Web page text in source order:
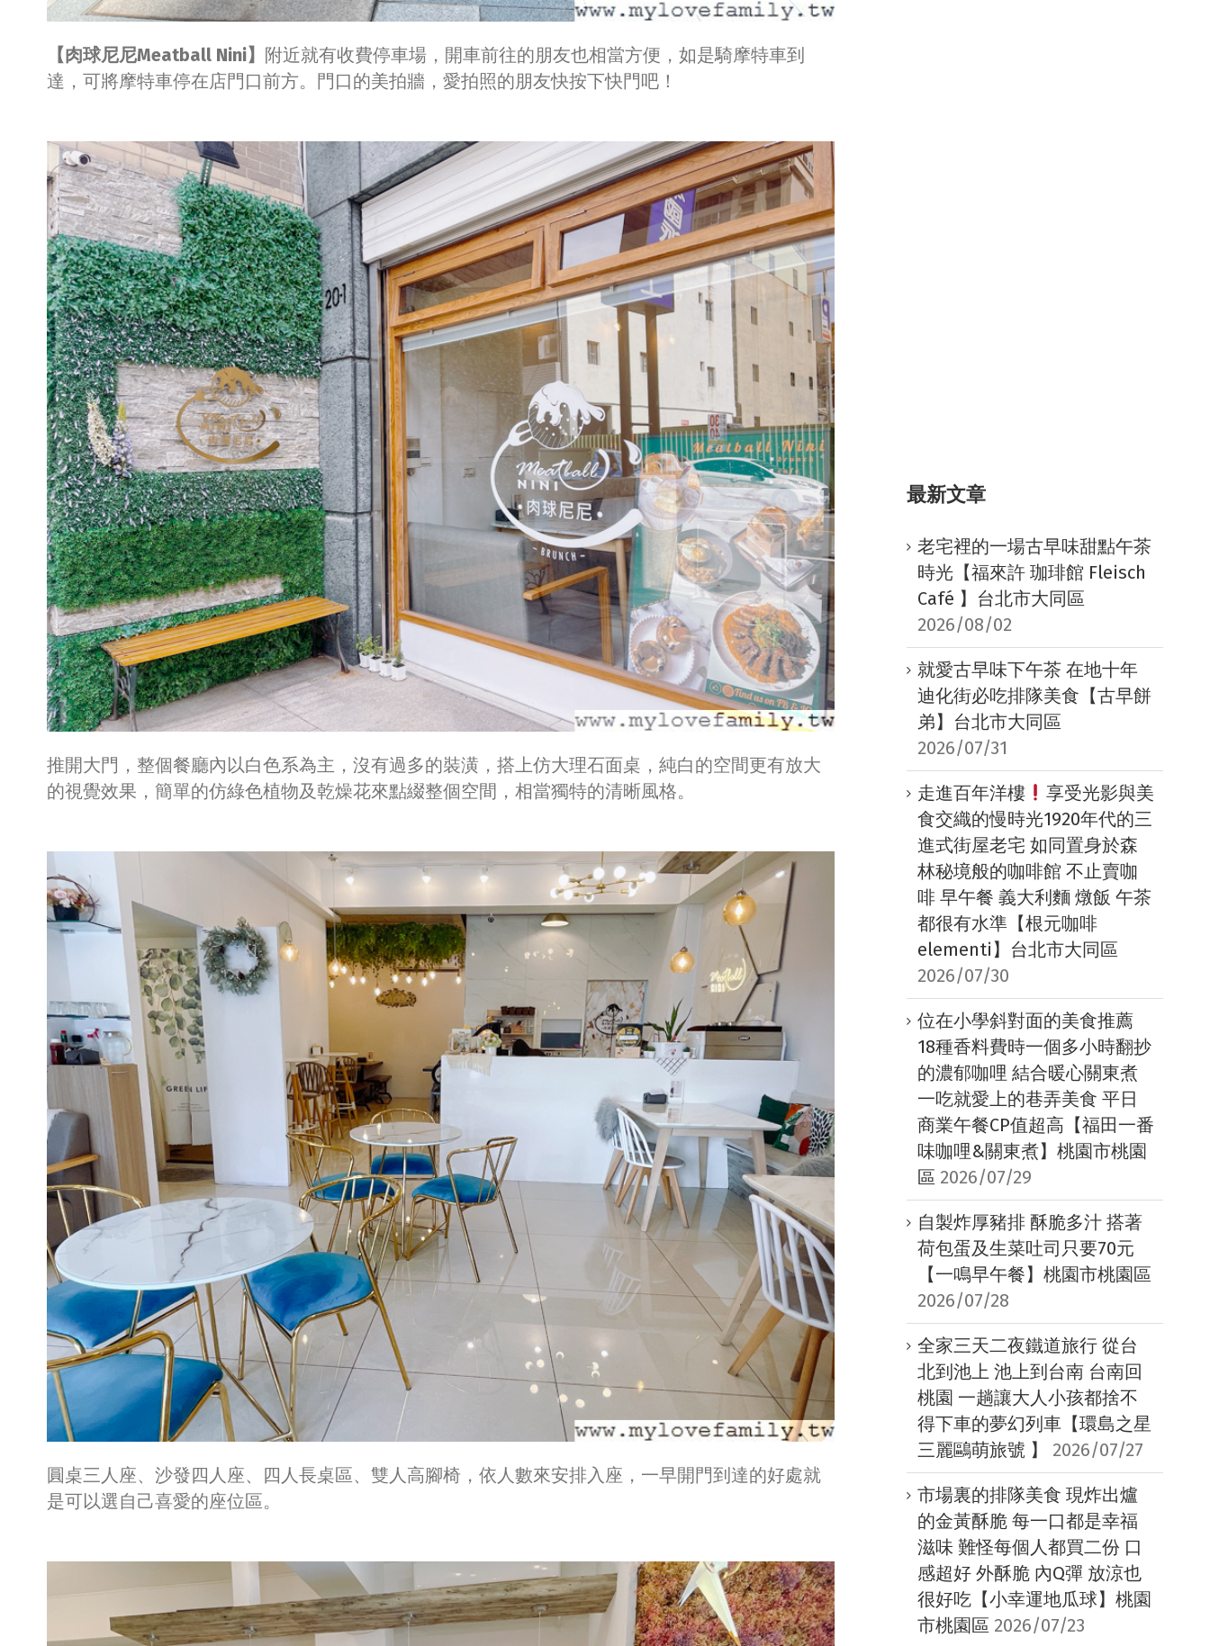
【肉球尼尼Meatball Nini】 附近就有收費停車場，開車前往的朋友也相當方便，如是騎摩特車到
達，可將摩特車停在店門口前方。門口的美拍牆，愛拍照的朋友快按下快門吧！
推開大門，整個餐廳內以白色系為主，沒有過多的裝潢，搭上仿大理石面桌，純白的空間更有放大
的視覺效果，簡單的仿綠色植物及乾燥花來點綴整個空間，相當獨特的清晰風格。
圓桌三人座、沙發四人座、四人長桌區、雙人高腳椅，依人數來安排入座，一早開門到達的好處就
是可以選自己喜愛的座位區。
最新文章
老宅裡的一場古早味甜點午茶
時光【福來許 珈琲館 Fleisch
Café 】台北市大同區
2026/08/02
就愛古早味下午茶 在地十年
迪化街必吃排隊美食【古早餅
弟】台北市大同區
2026/07/31
走進百年洋樓
享受光影與美
食交織的慢時光1920年代的三
進式街屋老宅 如同置身於森
林秘境般的咖啡館 不止賣咖
啡 早午餐 義大利麵 燉飯 午茶
都很有水準【根元咖啡
elementi】台北市大同區
2026/07/30
位在小學斜對面的美食推薦
18種香料費時一個多小時翻抄
的濃郁咖哩 結合暖心關東煮
一吃就愛上的巷弄美食 平日
商業午餐CP值超高【福田一番
味咖哩&關東煮】桃園市桃園
區 2026/07/29
自製炸厚豬排 酥脆多汁 搭著
荷包蛋及生菜吐司只要70元
【一鳴早午餐】桃園市桃園區
2026/07/28
全家三天二夜鐵道旅行 從台
北到池上 池上到台南 台南回
桃園 一趟讓大人小孩都捨不
得下車的夢幻列車【環島之星
三麗鷗萌旅號 】
2026/07/27
市場裏的排隊美食 現炸出爐
的金黃酥脆 每一口都是幸福
滋味 難怪每個人都買二份 口
感超好 外酥脆 內Q彈 放涼也
很好吃【小幸運地瓜球】桃園
市桃園區 2026/07/23